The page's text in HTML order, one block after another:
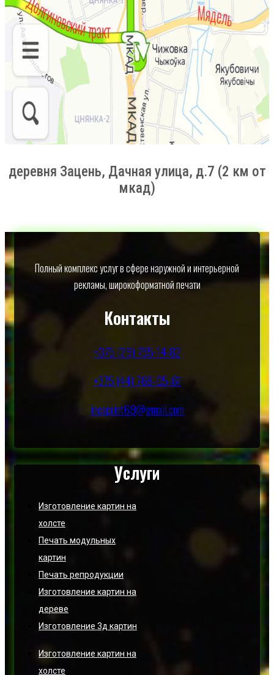
деревня Зацень, Дачная улица, д.7 (2 км от
мкад)
Полный комплекс услуг в сфере наружной и интерьерной
рекламы, широкоформатной печати
Контакты
+375 (29) 755-14-82
+375 (44) 768-05-61
incaprint69@gmail.com
Услуги
Изготовление картин на
холсте
Печать модульных
картин
Печать репродукции
Изготовление картин на
дереве
Изготовление 3д картин
Изготовление картин на
холсте